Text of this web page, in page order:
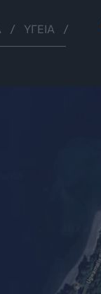
ΥΓΕΊΑ